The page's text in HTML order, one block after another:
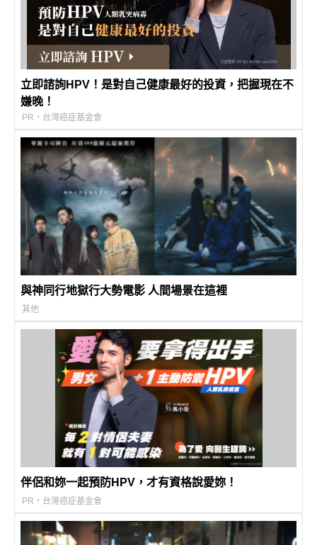
立即諮詢HPV！是對自己健康最好的投資，把握現在不
嫌晚！
PR・台灣癌症基金會
與神同行地獄行大勢電影 人間場景在這裡
其他
伴侶和妳一起預防HPV，才有資格說愛妳！
PR・台灣癌症基金會